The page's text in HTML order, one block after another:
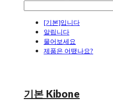
[기본]입니다
알립니다
물어보세요
제품은 어땠나요?
기본 Kibone